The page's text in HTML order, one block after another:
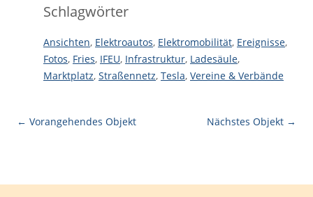
Schlagwörter
Ansichten, Elektroautos, Elektromobilität, Ereignisse,
Fotos, Fries, IFEU, Infrastruktur, Ladesäule,
Marktplatz, Straßennetz, Tesla, Vereine & Verbände
← Vorangehendes Objekt Nächstes Objekt →